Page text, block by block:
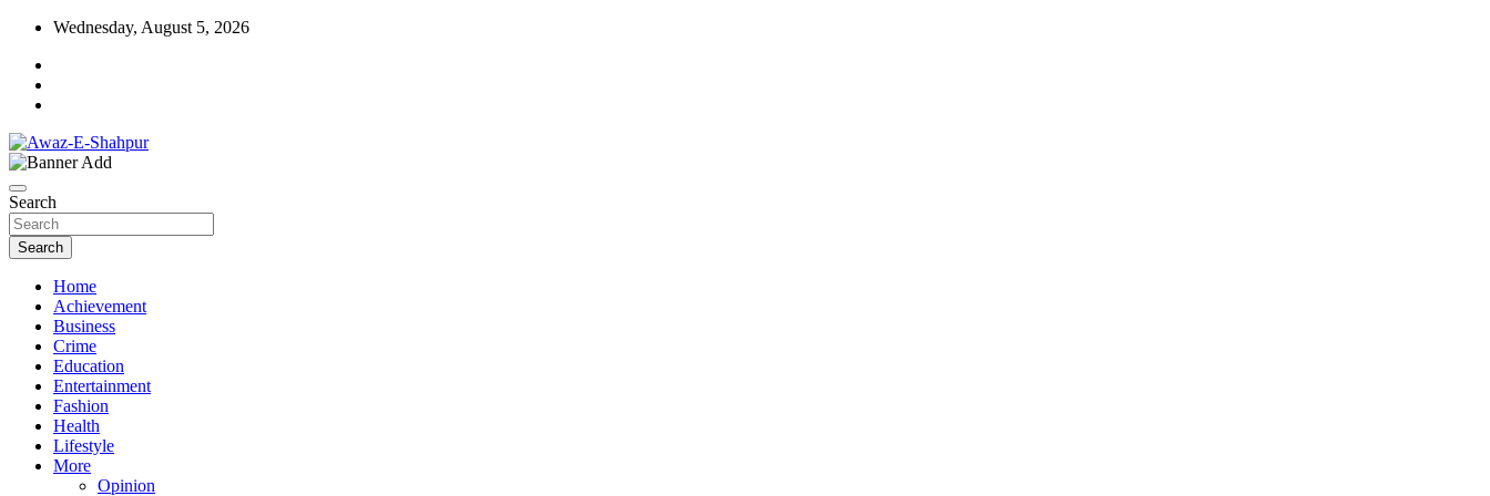
Skip
content
Wednesday, August 5, 2026
Awaz-E-Shahpur
Search
Search
Home
Achievement
Business
Crime
Education
Entertainment
Fashion
Health
Lifestyle
More
Opinion